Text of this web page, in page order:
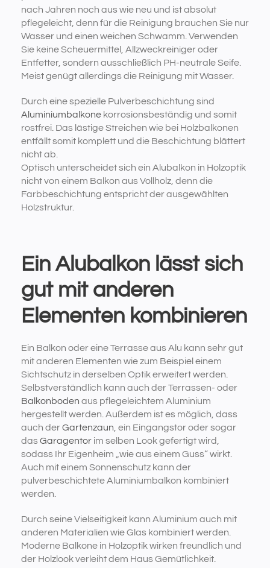
nach Jahren noch aus wie neu und ist absolut
pflegeleicht, denn für die Reinigung brauchen Sie nur
Wasser und einen weichen Schwamm. Verwenden
Sie keine Scheuermittel, Allzweckreiniger oder
Entfetter, sondern ausschließlich PH-neutrale Seife.
Meist genügt allerdings die Reinigung mit Wasser.
Durch eine spezielle Pulverbeschichtung sind
Aluminiumbalkone korrosionsbeständig und somit
rostfrei. Das lästige Streichen wie bei Holzbalkonen
entfällt somit komplett und die Beschichtung blättert
nicht ab.
Optisch unterscheidet sich ein Alubalkon in Holzoptik
nicht von einem Balkon aus Vollholz, denn die
Farbbeschichtung entspricht der ausgewählten
Holzstruktur.
Ein Alubalkon lässt sich
gut mit anderen
Elementen kombinieren
Ein Balkon oder eine Terrasse aus Alu kann sehr gut
mit anderen Elementen wie zum Beispiel einem
Sichtschutz in derselben Optik erweitert werden.
Selbstverständlich kann auch der Terrassen- oder
Balkonboden aus pflegeleichtem Aluminium
hergestellt werden. Außerdem ist es möglich, dass
auch derGartenzaun, ein Eingangstor oder sogar
das Garagentor im selben Look gefertigt wird,
sodass Ihr Eigenheim „wie aus einem Guss“ wirkt.
Auch mit einem Sonnenschutz kann der
pulverbeschichtete Aluminiumbalkon kombiniert
werden.
Durch seine Vielseitigkeit kann Aluminium auch mit
anderen Materialien wie Glas kombiniert werden.
Moderne Balkone in Holzoptik wirken freundlich und
der Holzlook verleiht dem Haus Gemütlichkeit.